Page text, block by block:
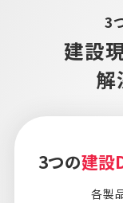
3
建設
解
3つの建設
各製